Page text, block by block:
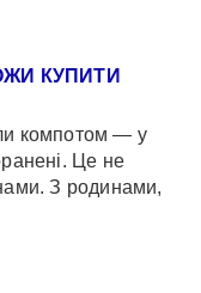
КУПИТИ
компотом — у
Це не
З родинами,